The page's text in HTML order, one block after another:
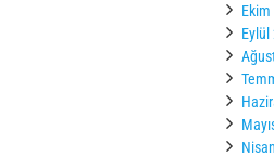
Eylül